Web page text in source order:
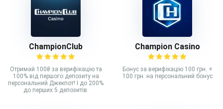
ChampionClub
Отримай 100₴ за верифікацію та
100% від першого депозиту на
персональний Джекпот! І до 200%
до перших 5 депозитів.
Champion Casino
Бонус за верифікацію 100 грн. +
100 грн. на персональний бонус